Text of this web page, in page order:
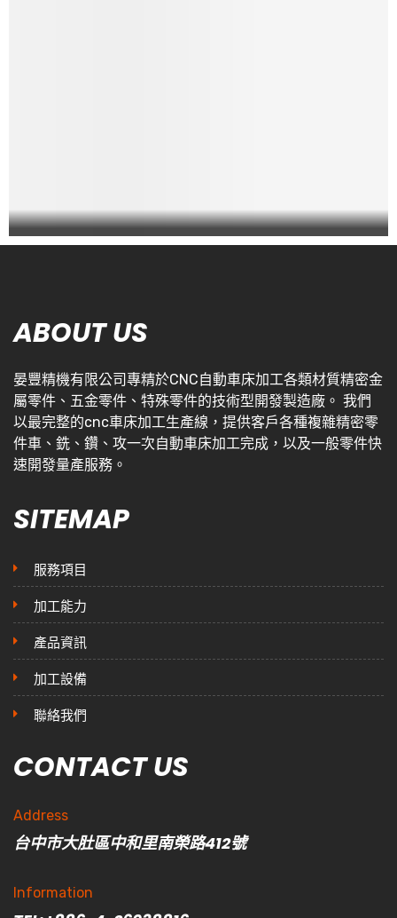
ABOUT US
晏豐精機有限公司專精於CNC自動車床加工各類材質精密金
屬零件、五金零件、特殊零件的技術型開發製造廠。 我們
以最完整的cnc車床加工生產線，提供客戶各種複雜精密零
件車、銑、鑽、攻一次自動車床加工完成，以及一般零件快
速開發量產服務。
SITEMAP
服務項目
加工能力
產品資訊
加工設備
聯絡我們
CONTACT US
Address
台中市大肚區中和里南榮路412號
Information